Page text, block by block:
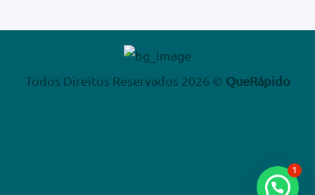
Todos Direitos Reservados 2026 © QueRápido
1